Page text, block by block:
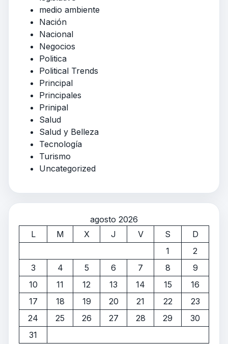
medio ambiente
Nación
Nacional
Negocios
Politica
Political Trends
Principal
Principales
Prinipal
Salud
Salud y Belleza
Tecnología
Turismo
Uncategorized
agosto 2026
L
M X J V S
D
1
2
3
4 5 6 7 8
9
10
11 12 13 14 15
16
17
18 19 20 21 22
23
24
25 26 27 28 29
30
31